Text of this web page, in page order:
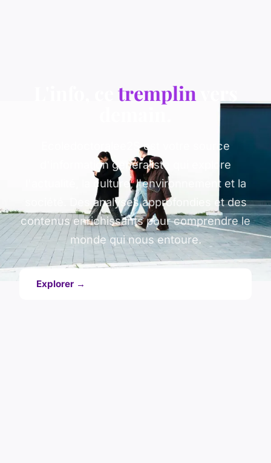
tremplin
Ecoledoctoralee2S est votre source
d'information généraliste qui explore
l'actualité, la culture, l'environnement et la
société. Des analyses approfondies et des
contenus enrichissants pour comprendre le
monde qui nous entoure.
Explorer →